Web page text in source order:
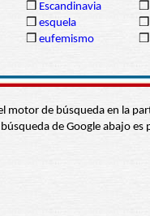
❒ Escandinavia ❒
❒ esquela ❒
❒ eufemismo ❒
motor de búsqueda en la
de Google abajo